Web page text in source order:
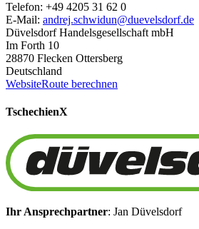
Telefon: +49 4205 31 62 0
E-Mail: andrej.schwidun@duevelsdorf.de
Düvelsdorf Handelsgesellschaft mbH
Im Forth 10
28870 Flecken Ottersberg
Deutschland
WebsiteRoute berechnen
TschechienX
Ihr Ansprechpartner: Jan Düvelsdorf